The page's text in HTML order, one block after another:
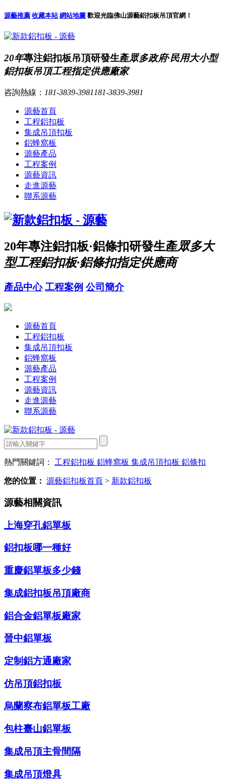
源藝推薦 收藏本站 網站地圖 歡迎光臨佛山源藝鋁扣板吊頂官網！
20年專注鋁扣板吊頂研發生產眾多政府·民用大小型
鋁扣板吊頂工程指定供應廠家
咨詢熱線： 181-3839-3981 181-3839-3981
源藝首頁
工程鋁扣板
集成吊頂扣板
鋁蜂窩板
源藝產品
工程案例
源藝資訊
走進源藝
聯系源藝
20年專注鋁扣板·鋁條扣研發生產眾多大
型工程鋁扣板·鋁條扣指定供應商
產品中心 工程案例 公司簡介
源藝首頁
工程鋁扣板
集成吊頂扣板
鋁蜂窩板
源藝產品
工程案例
源藝資訊
走進源藝
聯系源藝
熱門關鍵詞： 工程鋁扣板 鋁蜂窩板 集成吊頂扣板 鋁條扣
您的位置： 源藝鋁扣板首頁 > 新款鋁扣板
源藝相關資訊
上海穿孔鋁單板
鋁扣板哪一種好
重慶鋁單板多少錢
集成鋁扣板吊頂廠商
鋁合金鋁單板廠家
晉中鋁單板
定制鋁方通廠家
仿吊頂鋁扣板
烏蘭察布鋁單板工廠
包柱臺山鋁單板
集成吊頂主骨間隔
集成吊頂燈具